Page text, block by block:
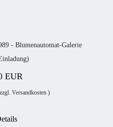
- Blumenautomat-Galerie
EUR
Versandkosten)